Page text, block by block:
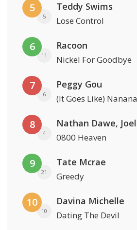
5
5
Teddy Swims
Lose Control
6
11
Racoon
Nickel For Goodbye
7
6
Peggy Gou
(It Goes Like) Nanana
8
4 0800 Heaven
9
21
Tate Mcrae
Greedy
10
10
Davina Michelle
Dating The Devil